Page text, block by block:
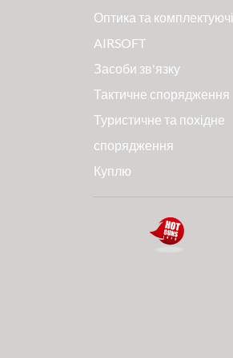
Оптика та комплектуючі
AIRSOFT
Засоби зв'язку
Тактичне спорядження
Туристичне та похідне
спорядження
Куплю